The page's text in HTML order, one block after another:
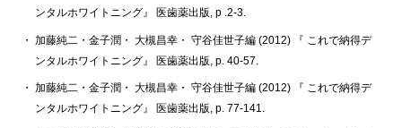
ンタルホワイトニング』 医歯薬出版, p .2-3.
加藤純二・金子潤・ 大槻昌幸・ 守谷佳世子編 (2012) 『 これで納得デ
ンタルホワイトニング』 医歯薬出版, p. 40-57.
加藤純二・金子潤・ 大槻昌幸・ 守谷佳世子編 (2012) 『 これで納得デ
ンタルホワイトニング』 医歯薬出版, p. 77-141.